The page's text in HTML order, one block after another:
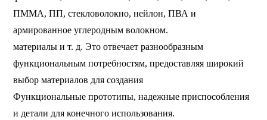
ПММА, ПП, стекловолокно, нейлон, ПВА и
армированное углеродным волокном.
материалы и т. д. Это отвечает разнообразным
функциональным потребностям, предоставляя широкий
выбор материалов для создания
Функциональные прототипы, надежные приспособления
и детали для конечного использования.